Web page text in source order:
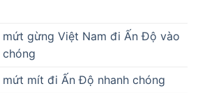
mứt gừng Việt Nam đi Ấn Độ vào
mứt mít đi Ấn Độ nhanh chóng